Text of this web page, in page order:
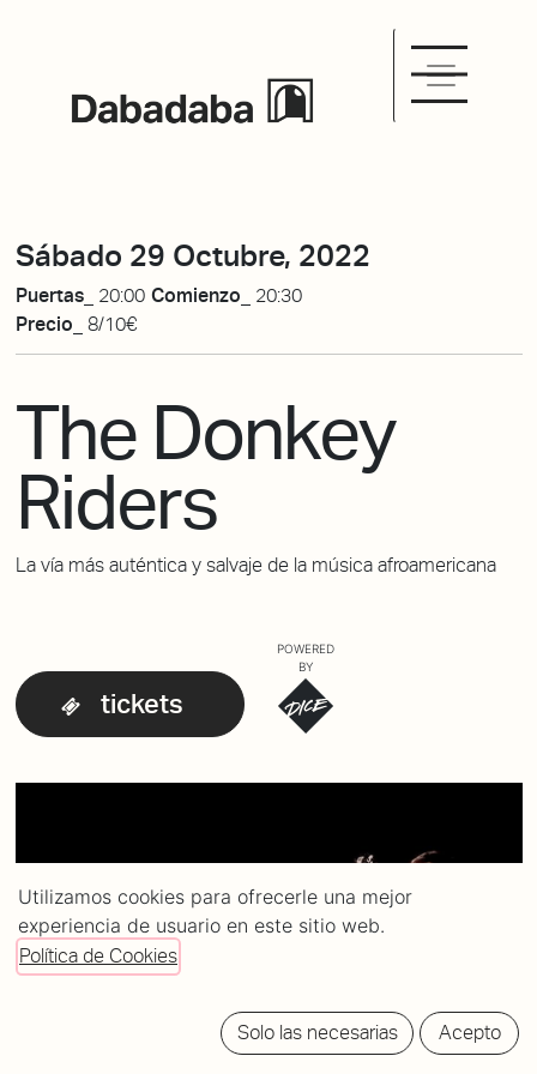
Sábado 29 Octubre, 2022
Puertas_ 20:00 Comienzo_ 20:30
Precio_ 8/10€
The Donkey
Riders
La vía más auténtica y salvaje de la música afroamericana
tickets
POWERED
BY
Utilizamos cookies para ofrecerle una mejor
experiencia de usuario en este sitio web.
Política de Cookies
Solo las necesarias Acepto